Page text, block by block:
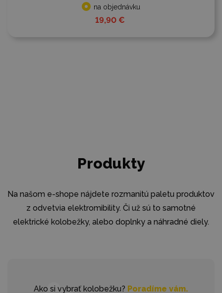
na objednávku
19,90 €
Produkty
Na našom e-shope nájdete rozmanitú paletu produktov
z odvetvia elektromibility. Či už sú to samotné
elektrické kolobežky, alebo doplnky a náhradné diely.
Ako si vybrať kolobežku? Poradíme vám.